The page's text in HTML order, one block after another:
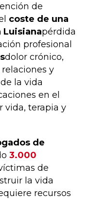
de
coste de una
Luisianapérdida
profesional
dolor crónico,
y
la vida
en el
vida, terapia y
de
3.000
de
la vida
recursos